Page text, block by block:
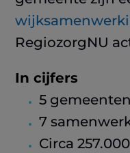
RegiozorgNU
In cijfers
5 gemeenten
7
Circa